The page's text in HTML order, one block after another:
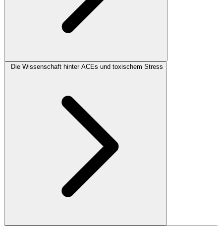
Die Wissenschaft hinter ACEs und toxischem Stress